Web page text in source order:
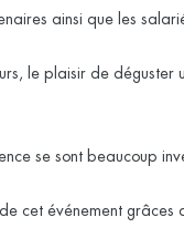
ainsi que les
le plaisir de
se sont beaucoup
cet événement grâces